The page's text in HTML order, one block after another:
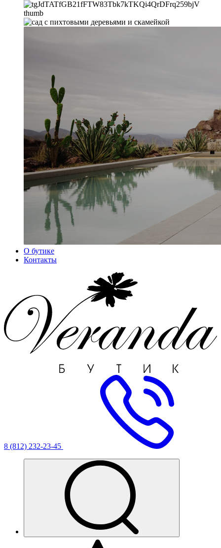
О бутике
Контакты
8 (812) 232-23-45